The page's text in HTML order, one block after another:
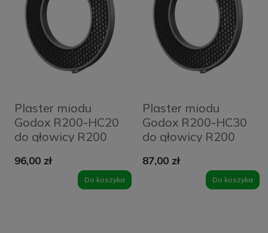
Plaster miodu
Godox R200-HC20
do głowicy R200
96,00 zł
Do koszyka
Plaster miodu
Godox R200-HC30
do głowicy R200
87,00 zł
Do koszyka